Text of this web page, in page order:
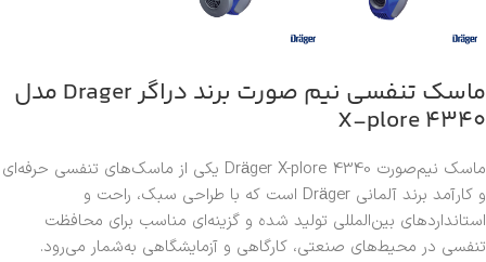
ماسک تنفسی نیم صورت برند دراگر Drager مدل
X-plore 4340
ماسک نیم‌صورت Dräger X-plore 4340 یکی از ماسک‌های تنفسی حرفه‌ای
و کارآمد برند آلمانی Dräger است که با طراحی سبک، راحت و
استانداردهای بین‌المللی تولید شده و گزینه‌ای مناسب برای محافظت
تنفسی در محیط‌های صنعتی، کارگاهی و آزمایشگاهی به‌شمار می‌رود.